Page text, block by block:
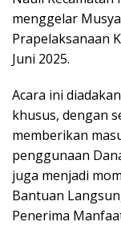
menggelar
Prapelaksanaan
Juni 2025.
Acara ini
khusus, dengan
memberikan
penggunaan
juga menjadi
Bantuan
Penerima